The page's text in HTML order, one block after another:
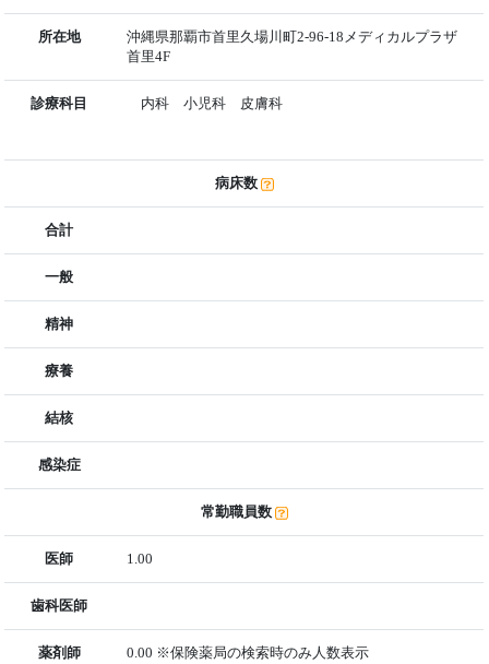
所在地
沖縄県那覇市首里久場川町2-96-18メディカルプラザ
首里4F
診療科目 内科 小児科 皮膚科
病床数
合計
一般
精神
療養
結核
感染症
常勤職員数
医師 1.00
歯科医師
薬剤師 0.00 ※保険薬局の検索時のみ人数表示